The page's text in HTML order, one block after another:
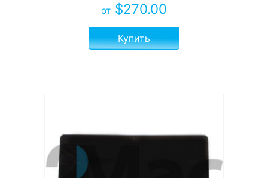
от $270.00
Купить